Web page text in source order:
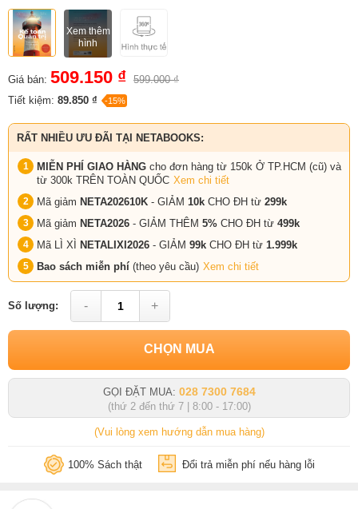
Xem thêm
hình
Giá bán: 509.150 ₫ 599.000 ₫
Tiết kiệm: 89.850 ₫ -15%
RẤT NHIỀU ƯU ĐÃI TẠI NETABOOKS:
MIỄN PHÍ GIAO HÀNG cho đơn hàng từ 150k Ở TP.HCM (cũ) và
từ 300k TRÊN TOÀN QUỐC Xem chi tiết
Mã giảm NETA202610K - GIẢM 10k CHO ĐH từ 299k
Mã giảm NETA2026 - GIẢM THÊM 5% CHO ĐH từ 499k
Mã LÌ XÌ NETALIXI2026 - GIẢM 99k CHO ĐH từ 1.999k
Bao sách miễn phí (theo yêu cầu) Xem chi tiết
Số lượng: - +
CHỌN MUA
GỌI ĐẶT MUA: 028 7300 7684
(thứ 2 đến thứ 7 | 8:00 - 17:00)
(Vui lòng xem hướng dẫn mua hàng)
100% Sách thật Đổi trả miễn phí nếu hàng lỗi